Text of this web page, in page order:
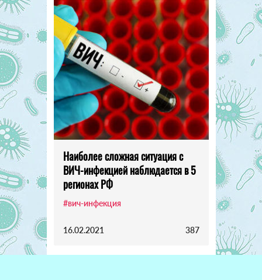
Наиболее сложная ситуация с
ВИЧ-инфекцией наблюдается в 5
регионах РФ
#вич-инфекция
16.02.2021 387